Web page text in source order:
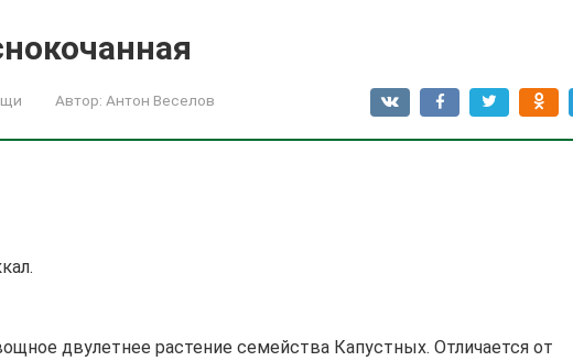
Автор: Антон Веселов
двулетнее растение семейства Капустных. Отличается от